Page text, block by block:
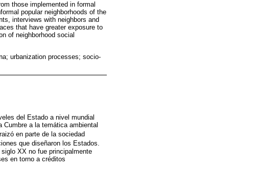
those implemented in formal
popular neighborhoods of the
interviews with neighbors and
that have greater exposure to
of neighborhood social
urbanization processes; socio-
del Estado a nivel mundial
Cumbre a la temática ambiental
en parte de la sociedad
que diseñaron los Estados.
XX no fue principalmente
en torno a créditos